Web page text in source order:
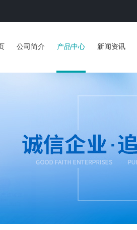
公司简介 产品中心 新闻资讯